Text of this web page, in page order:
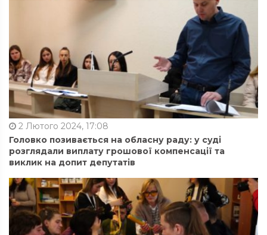
2 Лютого 2024, 17:08
Головко позивається на обласну раду: у суді
розглядали виплату грошової компенсації та
виклик на допит депутатів